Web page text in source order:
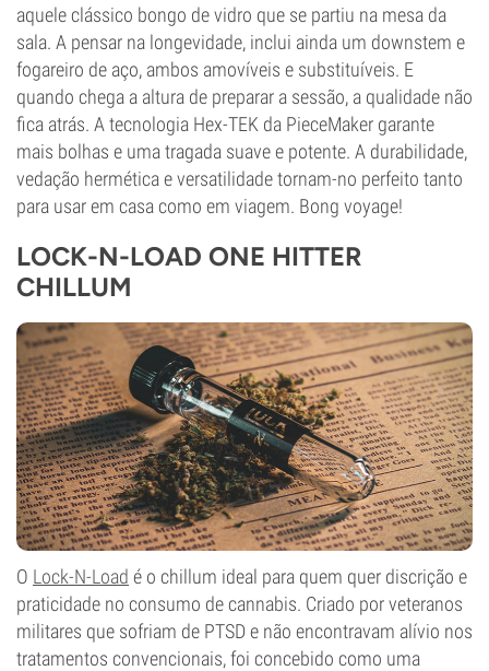
aquele clássico bongo de vidro que se partiu na mesa da
sala. A pensar na longevidade, inclui ainda um downstem e
fogareiro de aço, ambos amovíveis e substituíveis. E
quando chega a altura de preparar a sessão, a qualidade não
fica atrás. A tecnologia Hex-TEK da PieceMaker garante
mais bolhas e uma tragada suave e potente. A durabilidade,
vedação hermética e versatilidade tornam-no perfeito tanto
para usar em casa como em viagem. Bong voyage!
LOCK-N-LOAD ONE HITTER
CHILLUM
O Lock-N-Load é o chillum ideal para quem quer discrição e
praticidade no consumo de cannabis. Criado por veteranos
militares que sofriam de PTSD e não encontravam alívio nos
tratamentos convencionais, foi concebido como uma